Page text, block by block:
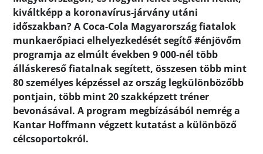
kiváltképp a koronavírus-járvány utáni
időszakban? A Coca-Cola Magyarország fiatalok
munkaerőpiaci elhelyezkedését segítő #énjövőm
programja az elmúlt években 9 000-nél több
álláskereső fiatalnak segített, összesen több mint
80 személyes képzéssel az ország legkülönbözőbb
pontjain, több mint 20 szakképzett tréner
bevonásával. A program megbízásából nemrég a
Kantar Hoffmann végzett kutatást a különböző
célcsoportokról.